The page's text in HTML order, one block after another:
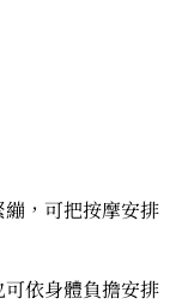
，可把按摩安排
依身體負擔安排